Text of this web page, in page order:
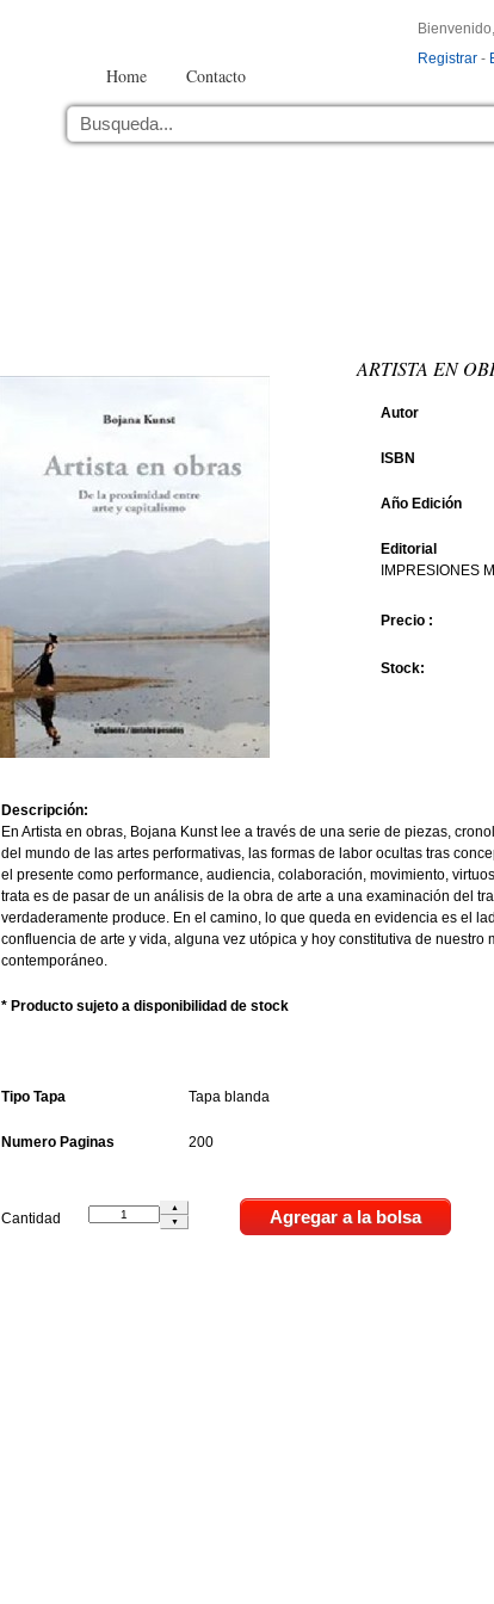
Home Contacto
Bienvenido,
Registrar -
ARTISTA EN
Autor
ISBN
Año Edición
Editorial
IMPRESIONES
Precio :
Stock:
Descripción:
En Artista en obras, Bojana Kunst lee a través de una serie de piezas,
del mundo de las artes performativas, las formas de labor ocultas tras
el presente como performance, audiencia, colaboración, movimiento,
trata es de pasar de un análisis de la obra de arte a una examinación del
verdaderamente produce. En el camino, lo que queda en evidencia es el
confluencia de arte y vida, alguna vez utópica y hoy constitutiva de nuestro
contemporáneo.
* Producto sujeto a disponibilidad de stock
Tipo Tapa Tapa blanda
Numero Paginas 200
Cantidad